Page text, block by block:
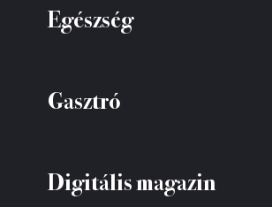
Egészség
Gasztró
Digitális magazin